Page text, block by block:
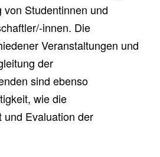
Studentinnen und
innen. Die
Veranstaltungen und
der
sind ebenso
wie die
und Evaluation der